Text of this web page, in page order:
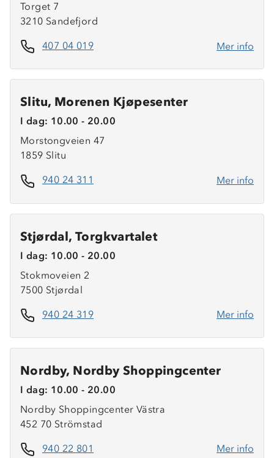
Torget 7
3210 Sandefjord
407 04 019 Mer info
Slitu, Morenen Kjøpesenter
I dag: 10.00 - 20.00
Morstongveien 47
1859 Slitu
940 24 311 Mer info
Stjørdal, Torgkvartalet
I dag: 10.00 - 20.00
Stokmoveien 2
7500 Stjørdal
940 24 319 Mer info
Nordby, Nordby Shoppingcenter
I dag: 10.00 - 20.00
Nordby Shoppingcenter Västra
452 70 Strömstad
940 22 801 Mer info